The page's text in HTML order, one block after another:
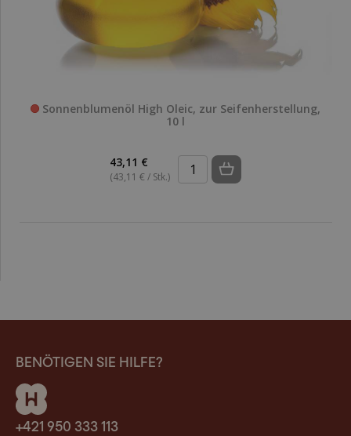
Sonnenblumenöl High Oleic, zur Seifenherstellung,
10 l
43,11 €
(43,11 € / Stk.)
BENÖTIGEN SIE HILFE?
+421 950 333 113